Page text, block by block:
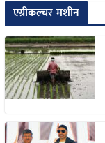
एग्रीकल्चर मशीन